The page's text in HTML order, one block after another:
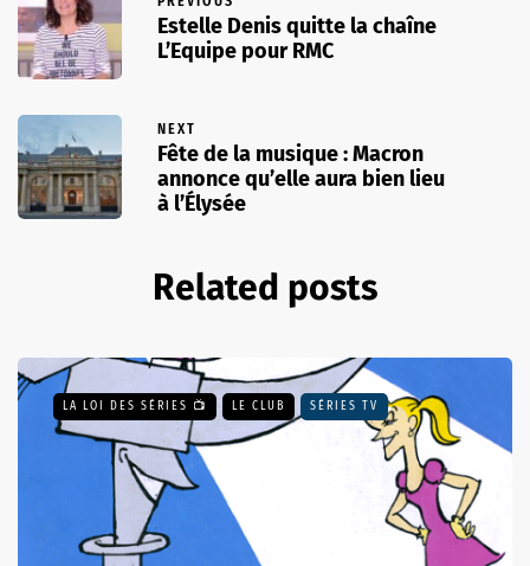
Estelle Denis quitte la chaîne
L’Equipe pour RMC
NEXT
Fête de la musique : Macron
annonce qu’elle aura bien lieu
à l’Élysée
Related posts
LA LOI DES SÉRIES 📺 LE CLUB SÉRIES TV